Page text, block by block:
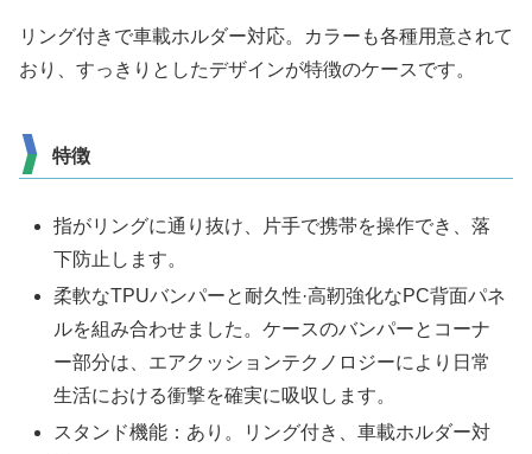
リング付きで車載ホルダー対応。カラーも各種用意されて
おり、すっきりとしたデザインが特徴のケースです。
特徴
指がリングに通り抜け、片手で携帯を操作でき、落
下防止します。
柔軟なTPUバンパーと耐久性·高靭強化なPC背面パネ
ルを組み合わせました。ケースのバンパーとコーナ
ー部分は、エアクッションテクノロジーにより日常
生活における衝撃を確実に吸収します。
スタンド機能：あり。リング付き、車載ホルダー対